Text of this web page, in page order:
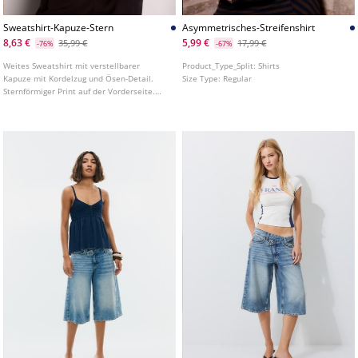
Sweatshirt-Kapuze-Stern
8,63 €
-76% 35,99 €
Weites Sweatshirt mit verstellbarer
Kapuze mit Kordelzug und Ösen-Detail.
Sternförmiger Print auf der Vorderseite.
Asymmetrisches-Streifenshirt
5,99 €
-67% 17,99 €
Product_Type_Split:Shirts
Size Type: Regular